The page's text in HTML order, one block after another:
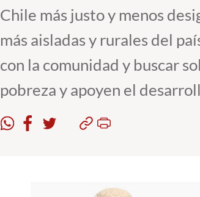
Chile más justo y menos
más aisladas y rurales del
con la comunidad y buscar
pobreza y apoyen el